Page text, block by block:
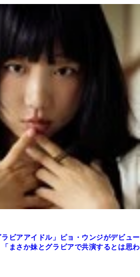
ラビアアイドル」ピョ・ウンジがデビュー
まさか妹とグラビアで共演するとは思わ